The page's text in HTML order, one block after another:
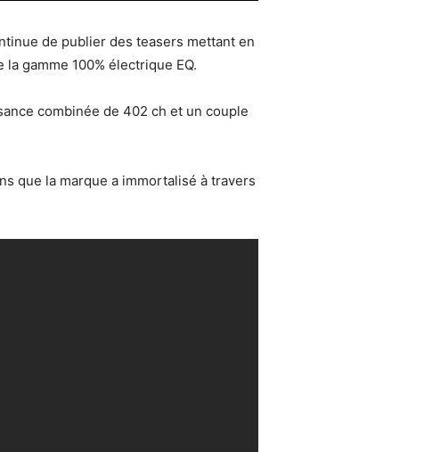
de publier des teasers mettant en
gamme 100% électrique EQ.
combinée de 402 ch et un couple
que la marque a immortalisé à travers